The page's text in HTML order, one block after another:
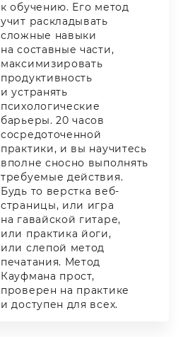
к обучению. Его метод
учит раскладывать
сложные навыки
на составные части,
максимизировать
продуктивность
и устранять
психологические
барьеры. 20 часов
сосредоточенной
практики, и вы научитесь
вполне сносно выполнять
требуемые действия.
Будь то верстка веб-
страницы, или игра
на гавайской гитаре,
или практика йоги,
или слепой метод
печатания. Метод
Кауфмана прост,
проверен на практике
и доступен для всех.